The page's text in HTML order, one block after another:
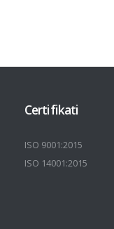
Certifikati
ISO 9001:2015
ISO 14001:2015